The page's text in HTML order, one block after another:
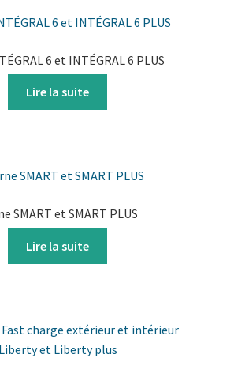
6 et INTÉGRAL 6 PLUS
Lire la suite
SMART et SMART PLUS
Lire la suite